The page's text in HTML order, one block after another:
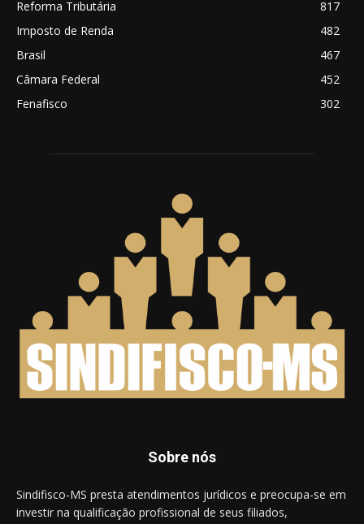
Reforma Tributária
817
Imposto de Renda
482
Brasil
467
Câmara Federal
452
Fenafisco
302
Sobre nós
Sindifisco-MS presta atendimentos jurídicos e preocupa-se em
investir na qualificação profissional de seus filiados,